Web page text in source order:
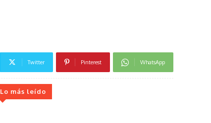
Twitter Pinterest WhatsApp
Lo más leído